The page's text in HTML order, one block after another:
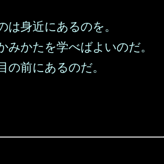
は身近にあるのを。
みかたを学べばよいのだ。
の前にあるのだ。